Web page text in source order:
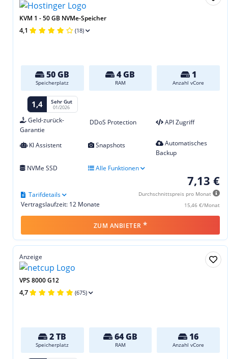
KVM 1 - 50 GB NVMe-Speicher
4,1 (18)
50 GB
Speicherplatz
4 GB
RAM
1
Anzahl vCore
1,4 Sehr Gut
01/2026
Geld-zurück-
Garantie
DDoS Protection API Zugriff
KI Assistent Snapshots
Automatisches
Backup
NVMe SSD
Alle Funktionen
7,13 €
Durchschnittspreis pro Monat
15,46 €/Monat
Vertragslaufzeit: 12 Monate
Tarifdetails
ZUM ANBIETER *
Anzeige
VPS 8000 G12
4,7 (675)
2 TB
Speicherplatz
64 GB
RAM
16
Anzahl vCore